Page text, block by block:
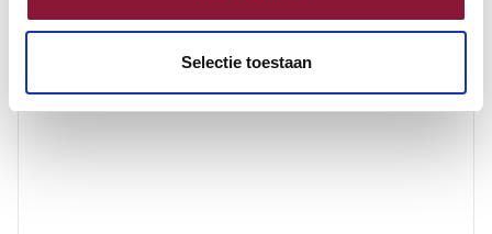
Selectie toestaan